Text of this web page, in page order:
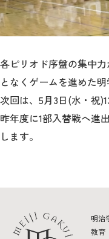
各ピリオド序盤の集中
となくゲームを進めた明
次回は、5月3日(水・祝
昨年度に1部入替戦へ進
します。
明治
教育